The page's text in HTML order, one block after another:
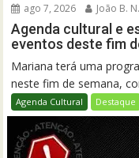
ago 7, 2026 João B.
Agenda cultural e
eventos deste fim
Mariana terá uma
neste fim de semana,
Agenda Cultural Destaque